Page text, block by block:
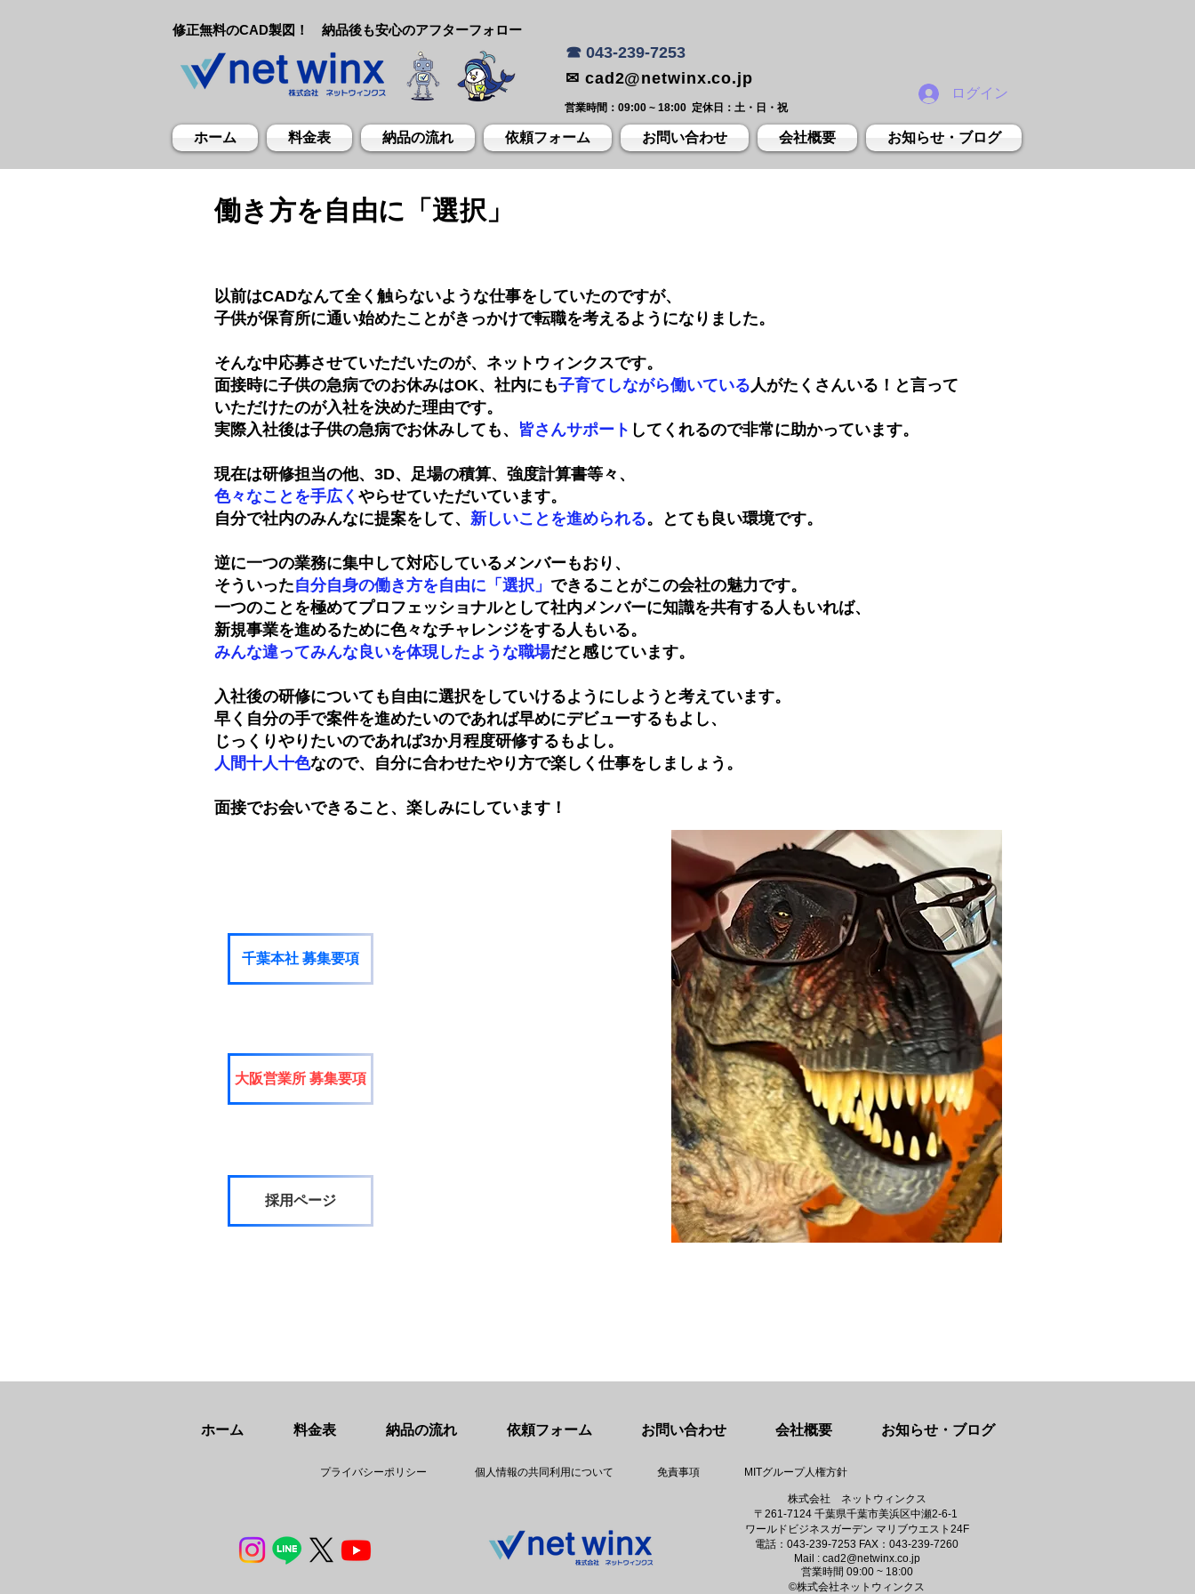
​修正無料のCAD製図！ 納品後も安心のアフターフォロー
✉ cad2@netwinx.co.jp
☎ 043-239-7253
営業時間：09:00 ~ 18:00 定休日：土・日・祝
ホーム 料金表 納品の流れ 依頼フォーム お問い合わせ 会社概要 お知らせ・ブログ
ログイン
働き方を自由に「選択」
以前はCADなんて全く触らないような仕事をしていたのですが、
子供が保育所に通い始めたことがきっかけで転職を考えるようになりました。
そんな中応募させていただいたのが、ネットウィンクスです。
面接時に子供の急病でのお休みはOK、社内にも子育てしながら働いている人がたくさんいる！と言って
いただけたのが入社を決めた理由です。
実際入社後は子供の急病でお休みしても、 皆さんサポート してくれるので非常に助かっています。
現在は研修担当の他、3D、足場の積算、強度計算書等々、
色々なことを手広く やらせていただいています。
自分で社内のみんなに提案をして、 新しいことを進められる。とても良い環境です。
逆に一つの業務に集中して対応しているメンバーもおり、
そういった自分自身の働き方を自由に「選択」 できることがこの会社の魅力です。
一つのことを極めてプロフェッショナルとして社内メンバーに知識を共有する人もいれば、
新規事業を進めるために色々なチャレンジをする人もいる。
みんな違ってみんな良いを体現したような職場だと感じています。
入社後の研修についても自由に選択をしていけるようにしようと考えています。
早く自分の手で案件を進めたいのであれば早めにデビューするもよし、
じっくりやりたいのであれば3か月程度研修するもよし。
人間十人十色なので、自分に合わせたやり方で楽しく仕事をしましょう。
面接でお会いできること、楽しみにしています！
千葉本社 募集要項
大阪営業所 募集要項
採用ページ
ホーム 料金表 納品の流れ 依頼フォーム お問い合わせ 会社概要 お知らせ・ブログ
プライバシーポリシー 個人情報の共同利用について 免責事項 MITグループ人権方針
​株式会社 ネットウィンクス​
〒261-7124 千葉県千葉市美浜区中瀬2-6-1
ワールドビジネスガーデン マリブウエスト24F
電話：043-239-7253 FAX：043-239-7260
Mail : cad2@netwinx.co.jp
​営業時間 09:00 ~ 18:00
©​株式会社ネットウィンクス